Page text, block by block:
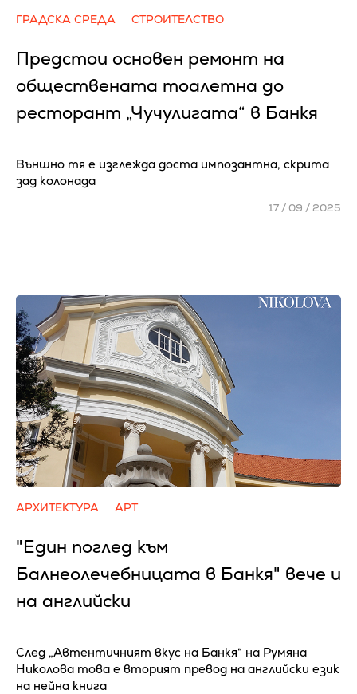
ГРАДСКА СРЕДА СТРОИТЕЛСТВО
Предстои основен ремонт на
обществената тоалетна до
ресторант „Чучулигата“ в Банкя
Външно тя е изглежда доста импозантна, скрита
зад колонада
17 / 09 / 2025
АРХИТЕКТУРА АРТ
"Един поглед към
Балнеолечебницата в Банкя" вече и
на английски
След „Автентичният вкус на Банкя“ на Румяна
Николова това е вторият превод на английски език
на нейна книга